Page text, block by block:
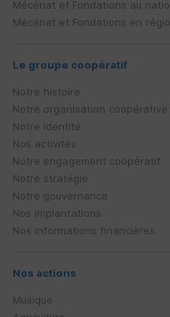
Mécénat et Fondations au
Mécénat et Fondations en
Le groupe coopératif
Notre histoire
Notre organisation coopérative
Notre identité
Nos activités
Notre engagement coopératif
Notre stratégie
Notre gouvernance
Nos implantations
Nos informations financières
Nos actions
Musique